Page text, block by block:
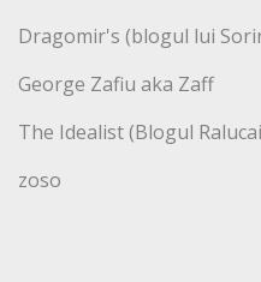
Dragomir's (blogul lui
George Zafiu aka Zaff
The Idealist (Blogul
zoso